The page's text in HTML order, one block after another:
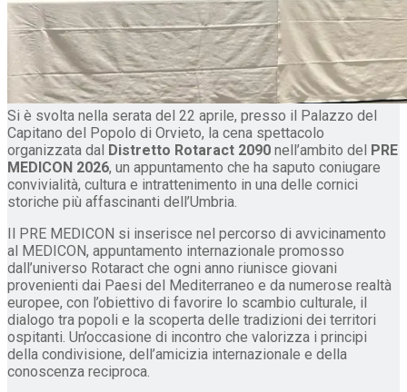
Si è svolta nella serata del 22 aprile, presso il Palazzo del
Capitano del Popolo di Orvieto, la cena spettacolo
organizzata dal Distretto Rotaract 2090 nell’ambito del PRE
MEDICON 2026, un appuntamento che ha saputo coniugare
convivialità, cultura e intrattenimento in una delle cornici
storiche più affascinanti dell’Umbria.
Il PRE MEDICON si inserisce nel percorso di avvicinamento
al MEDICON, appuntamento internazionale promosso
dall’universo Rotaract che ogni anno riunisce giovani
provenienti dai Paesi del Mediterraneo e da numerose realtà
europee, con l’obiettivo di favorire lo scambio culturale, il
dialogo tra popoli e la scoperta delle tradizioni dei territori
ospitanti. Un’occasione di incontro che valorizza i principi
della condivisione, dell’amicizia internazionale e della
conoscenza reciproca.